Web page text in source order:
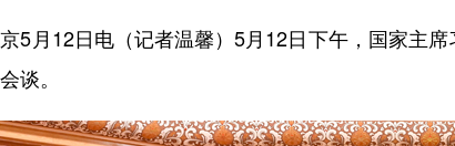
12日电（记者温馨）5月12日下午，国家主席
谈。